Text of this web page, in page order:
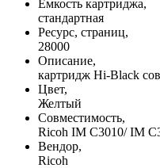
Емкость картриджа,
стандартная
Ресурс, страниц,
28000
Описание,
картридж Hi-Black
Цвет,
Желтый
Совместимость,
Ricoh IM C3010/ IM
Вендор,
Ricoh